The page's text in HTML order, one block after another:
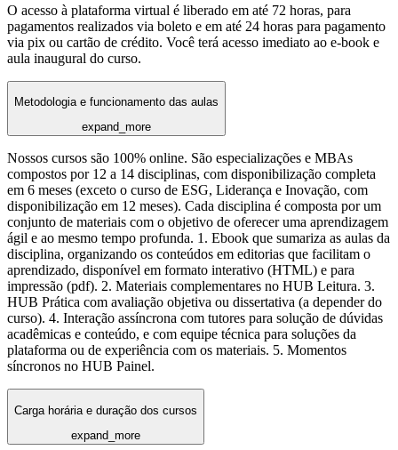
O acesso à plataforma virtual é liberado em até 72 horas, para
pagamentos realizados via boleto e em até 24 horas para pagamento
via pix ou cartão de crédito. Você terá acesso imediato ao e-book e
aula inaugural do curso.
Metodologia e funcionamento das aulas
expand_more
Nossos cursos são 100% online. São especializações e MBAs
compostos por 12 a 14 disciplinas, com disponibilização completa
em 6 meses (exceto o curso de ESG, Liderança e Inovação, com
disponibilização em 12 meses). Cada disciplina é composta por um
conjunto de materiais com o objetivo de oferecer uma aprendizagem
ágil e ao mesmo tempo profunda. 1. Ebook que sumariza as aulas da
disciplina, organizando os conteúdos em editorias que facilitam o
aprendizado, disponível em formato interativo (HTML) e para
impressão (pdf). 2. Materiais complementares no HUB Leitura. 3.
HUB Prática com avaliação objetiva ou dissertativa (a depender do
curso). 4. Interação assíncrona com tutores para solução de dúvidas
acadêmicas e conteúdo, e com equipe técnica para soluções da
plataforma ou de experiência com os materiais. 5. Momentos
síncronos no HUB Painel.
Carga horária e duração dos cursos
expand_more